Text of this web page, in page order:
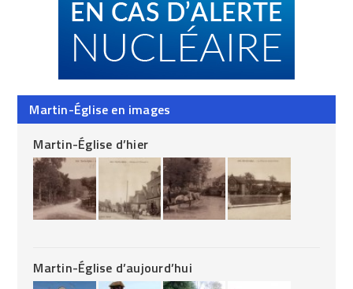
Martin-Église en images
Martin-Église d’hier
Martin-Église d’aujourd’hui